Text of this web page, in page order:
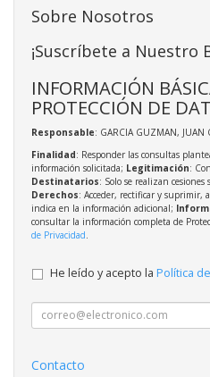
Sobre Nosotros
¡Suscríbete a Nuestro
INFORMACIÓN
PROTECCIÓN DE
Responsable: GARCIA GUZMAN, JUAN
Finalidad: Responder las consultas
información solicitada; Legitimación:
Destinatarios: Solo se realizan
Derechos: Acceder, rectificar y suprimir,
indica en la información adicional;
consultar la información completa de
de Privacidad
He leído y acepto la Política
Contacto